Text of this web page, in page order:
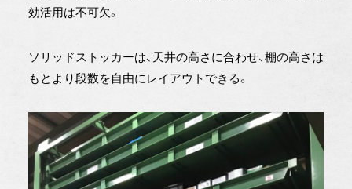
効活用は不可欠。
ソリッドストッカーは、天井の高さに合わせ、棚の高さは
もとより段数を自由にレイアウトできる。